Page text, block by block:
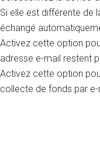
Si elle est différente de
échangé
Activez cette option
adresse e-mail restent
Activez cette option
collecte de fonds par e-